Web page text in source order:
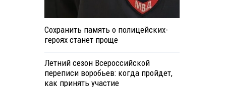
Сохранить память о полицейских-
героях станет проще
Летний сезон Всероссийской
переписи воробьев: когда пройдет,
как принять участие